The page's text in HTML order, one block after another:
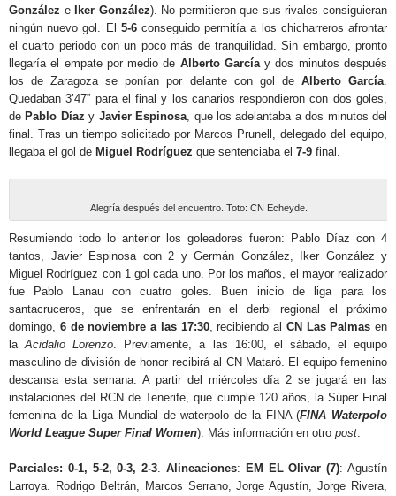
González e Iker González). No permitieron que sus rivales consiguieran
ningún nuevo gol. El 5-6conseguido permitía a los chicharreros afrontar
el cuarto periodo con un poco más de tranquilidad. Sin embargo, pronto
llegaría el empate por medio de Alberto Garcíay dos minutos después
los de Zaragoza se ponían por delante con gol de Alberto García.
Quedaban 3’47” para el final y los canarios respondieron con dos goles,
de Pablo Díaz y Javier Espinosa, que los adelantaba a dos minutos del
final. Tras un tiempo solicitado por Marcos Prunell, delegado del equipo,
llegaba el gol de Miguel Rodríguez que sentenciaba el 7-9 final.
Alegría después del encuentro. Toto: CN Echeyde.
Resumiendo todo lo anterior los goleadores fueron: Pablo Díaz con 4
tantos, Javier Espinosa con 2 y Germán González, Iker González y
Miguel Rodríguez con 1 gol cada uno. Por los maños, el mayor realizador
fue Pablo Lanau con cuatro goles. Buen inicio de liga para los
santacruceros, que se enfrentarán en el derbi regional el próximo
domingo, 6 de noviembre a las 17:30, recibiendo al CN Las Palmas en
laAcidalio Lorenzo. Previamente, a las 16:00, el sábado, el equipo
masculino de división de honor recibirá al CN Mataró. El equipo femenino
descansa esta semana. A partir del miércoles día 2 se jugará en las
instalaciones del RCN de Tenerife, que cumple 120 años, la Súper Final
femenina de la Liga Mundial de waterpolo de la FINA (FINA Waterpolo
World League Super Final Women). Más información en otro post.
Parciales: 0-1, 5-2, 0-3, 2-3.Alineaciones: EM EL Olivar (7): Agustín
Larroya. Rodrigo Beltrán, Marcos Serrano, Jorge Agustín, Jorge Rivera,